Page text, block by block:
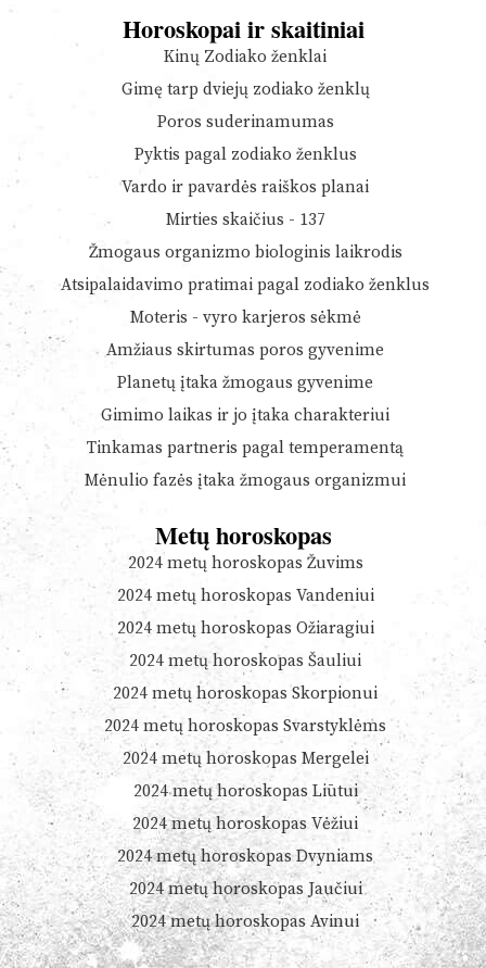
Horoskopai ir skaitiniai
Kinų Zodiako ženklai
Gimę tarp dviejų zodiako ženklų
Poros suderinamumas
Pyktis pagal zodiako ženklus
Vardo ir pavardės raiškos planai
Mirties skaičius - 137
Žmogaus organizmo biologinis laikrodis
Atsipalaidavimo pratimai pagal zodiako ženklus
Moteris - vyro karjeros sėkmė
Amžiaus skirtumas poros gyvenime
Planetų įtaka žmogaus gyvenime
Gimimo laikas ir jo įtaka charakteriui
Tinkamas partneris pagal temperamentą
Mėnulio fazės įtaka žmogaus organizmui
Metų horoskopas
2024 metų horoskopas Žuvims
2024 metų horoskopas Vandeniui
2024 metų horoskopas Ožiaragiui
2024 metų horoskopas Šauliui
2024 metų horoskopas Skorpionui
2024 metų horoskopas Svarstyklėms
2024 metų horoskopas Mergelei
2024 metų horoskopas Liūtui
2024 metų horoskopas Vėžiui
2024 metų horoskopas Dvyniams
2024 metų horoskopas Jaučiui
2024 metų horoskopas Avinui